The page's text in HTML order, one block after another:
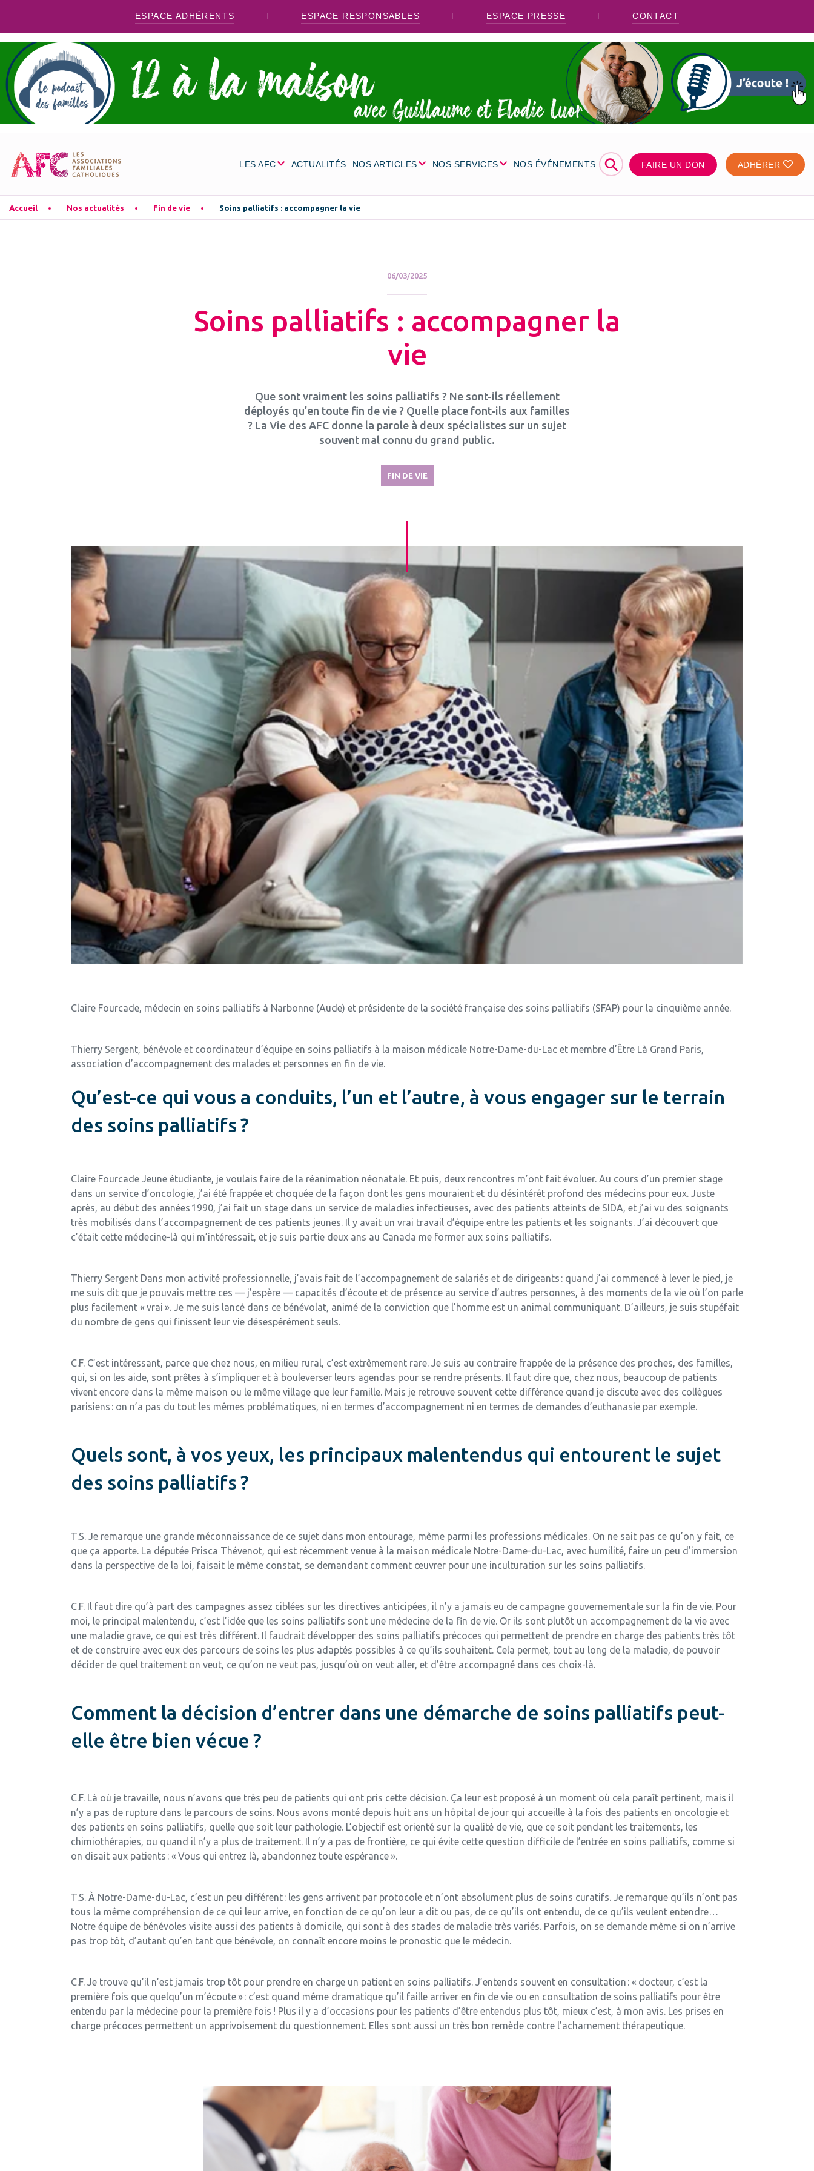
ESPACE ADHÉRENTS ESPACE RESPONSABLES ESPACE PRESSE CONTACT
LES AFC ACTUALITÉS NOS ARTICLES NOS SERVICES NOS ÉVÉNEMENTS ⚲ FAIRE UN DON ADHÉRER
Accueil Nos actualités Fin de vie Soins palliatifs : accompagner la vie
06/03/2025
Soins palliatifs : accompagner la
vie
Que sont vraiment les soins palliatifs ? Ne sont-ils réellement
déployés qu’en toute fin de vie ? Quelle place font-ils aux familles
? La Vie des AFC donne la parole à deux spécialistes sur un sujet
souvent mal connu du grand public.
FIN DE VIE
Claire Fourcade, médecin en soins palliatifs à Narbonne (Aude) et présidente de la société française des soins palliatifs (SFAP) pour la cinquième année.
Thierry Sergent, bénévole et coordinateur d’équipe en soins palliatifs à la maison médicale Notre-Dame-du-Lac et membre d’Être Là Grand Paris,
association d’accompagnement des malades et personnes en fin de vie.
Qu’est-ce qui vous a conduits, l’un et l’autre, à vous engager sur le terrain
des soins palliatifs ?
Claire Fourcade Jeune étudiante, je voulais faire de la réanimation néonatale. Et puis, deux rencontres m’ont fait évoluer. Au cours d’un premier stage
dans un service d’oncologie, j’ai été frappée et choquée de la façon dont les gens mouraient et du désintérêt profond des médecins pour eux. Juste
après, au début des années 1990, j’ai fait un stage dans un service de maladies infectieuses, avec des patients atteints de SIDA, et j’ai vu des soignants
très mobilisés dans l’accompagnement de ces patients jeunes. Il y avait un vrai travail d’équipe entre les patients et les soignants. J’ai découvert que
c’était cette médecine-là qui m’intéressait, et je suis partie deux ans au Canada me former aux soins palliatifs.
Thierry Sergent Dans mon activité professionnelle, j’avais fait de l’accompagnement de salariés et de dirigeants : quand j’ai commencé à lever le pied, je
me suis dit que je pouvais mettre ces — j’espère — capacités d’écoute et de présence au service d’autres personnes, à des moments de la vie où l’on parle
plus facilement « vrai ». Je me suis lancé dans ce bénévolat, animé de la conviction que l’homme est un animal communiquant. D’ailleurs, je suis stupéfait
du nombre de gens qui finissent leur vie désespérément seuls.
C.F. C’est intéressant, parce que chez nous, en milieu rural, c’est extrêmement rare. Je suis au contraire frappée de la présence des proches, des familles,
qui, si on les aide, sont prêtes à s’impliquer et à bouleverser leurs agendas pour se rendre présents. Il faut dire que, chez nous, beaucoup de patients
vivent encore dans la même maison ou le même village que leur famille. Mais je retrouve souvent cette différence quand je discute avec des collègues
parisiens : on n’a pas du tout les mêmes problématiques, ni en termes d’accompagnement ni en termes de demandes d’euthanasie par exemple.
Quels sont, à vos yeux, les principaux malentendus qui entourent le sujet
des soins palliatifs ?
T.S. Je remarque une grande méconnaissance de ce sujet dans mon entourage, même parmi les professions médicales. On ne sait pas ce qu’on y fait, ce
que ça apporte. La députée Prisca Thévenot, qui est récemment venue à la maison médicale Notre-Dame-du-Lac, avec humilité, faire un peu d’immersion
dans la perspective de la loi, faisait le même constat, se demandant comment œuvrer pour une inculturation sur les soins palliatifs.
C.F. Il faut dire qu’à part des campagnes assez ciblées sur les directives anticipées, il n’y a jamais eu de campagne gouvernementale sur la fin de vie. Pour
moi, le principal malentendu, c’est l’idée que les soins palliatifs sont une médecine de la fin de vie. Or ils sont plutôt un accompagnement de la vie avec
une maladie grave, ce qui est très différent. Il faudrait développer des soins palliatifs précoces qui permettent de prendre en charge des patients très tôt
et de construire avec eux des parcours de soins les plus adaptés possibles à ce qu’ils souhaitent. Cela permet, tout au long de la maladie, de pouvoir
décider de quel traitement on veut, ce qu’on ne veut pas, jusqu’où on veut aller, et d’être accompagné dans ces choix-là.
Comment la décision d’entrer dans une démarche de soins palliatifs peut-
elle être bien vécue ?
C.F. Là où je travaille, nous n’avons que très peu de patients qui ont pris cette décision. Ça leur est proposé à un moment où cela paraît pertinent, mais il
n’y a pas de rupture dans le parcours de soins. Nous avons monté depuis huit ans un hôpital de jour qui accueille à la fois des patients en oncologie et
des patients en soins palliatifs, quelle que soit leur pathologie. L’objectif est orienté sur la qualité de vie, que ce soit pendant les traitements, les
chimiothérapies, ou quand il n’y a plus de traitement. Il n’y a pas de frontière, ce qui évite cette question difficile de l’entrée en soins palliatifs, comme si
on disait aux patients : « Vous qui entrez là, abandonnez toute espérance ».
T.S. À Notre-Dame-du-Lac, c’est un peu différent : les gens arrivent par protocole et n’ont absolument plus de soins curatifs. Je remarque qu’ils n’ont pas
tous la même compréhension de ce qui leur arrive, en fonction de ce qu’on leur a dit ou pas, de ce qu’ils ont entendu, de ce qu’ils veulent entendre…
Notre équipe de bénévoles visite aussi des patients à domicile, qui sont à des stades de maladie très variés. Parfois, on se demande même si on n’arrive
pas trop tôt, d’autant qu’en tant que bénévole, on connaît encore moins le pronostic que le médecin.
C.F. Je trouve qu’il n’est jamais trop tôt pour prendre en charge un patient en soins palliatifs. J’entends souvent en consultation : « docteur, c’est la
première fois que quelqu’un m’écoute » : c’est quand même dramatique qu’il faille arriver en fin de vie ou en consultation de soins palliatifs pour être
entendu par la médecine pour la première fois ! Plus il y a d’occasions pour les patients d’être entendus plus tôt, mieux c’est, à mon avis. Les prises en
charge précoces permettent un apprivoisement du questionnement. Elles sont aussi un très bon remède contre l’acharnement thérapeutique.